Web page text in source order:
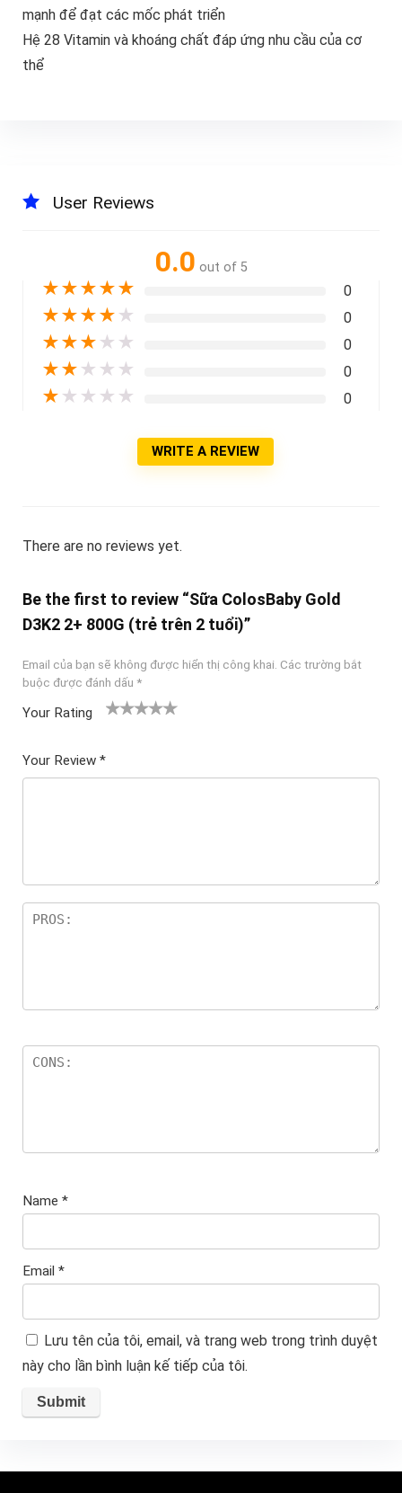
mạnh để đạt các mốc phát triển
Hệ 28 Vitamin và khoáng chất đáp ứng nhu cầu của cơ
thể
User Reviews
0.0 out of 5
★★★★★ 0
★★★★ ★ 0
★★★ ★ ★ 0
★★ ★ ★ ★ 0
★ ★ ★ ★ ★ 0
WRITE A REVIEW
There are no reviews yet.
Be the first to review “Sữa ColosBaby Gold
D3K2 2+ 800G (trẻ trên 2 tuổi)”
Email của bạn sẽ không được hiển thị công khai. Các trường bắt
buộc được đánh dấu *
Your Rating
ê
5
Your Review *
Name *
Email *
Lưu tên của tôi, email, và trang web trong trình duyệt
này cho lần bình luận kế tiếp của tôi.